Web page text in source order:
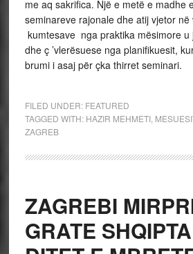
me aq sakrifica. Një e metë e madhe
seminareve rajonale dhe atij vjetor në
kumtesave nga praktika mësimore
dhe ç ’vlerësuese nga planifikuesit,
brumi i asaj për çka thirret seminari.
FILED UNDER: FEATURED
TAGGED WITH: HAZIR MEHMETI,
ZAGREB
ZAGREBI
GRATE